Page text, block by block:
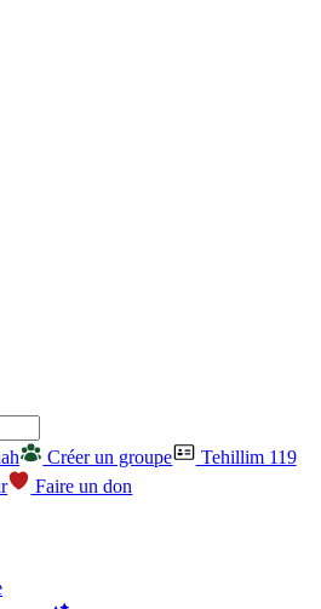
Créer un groupe
Tehillim 119
Faire un don